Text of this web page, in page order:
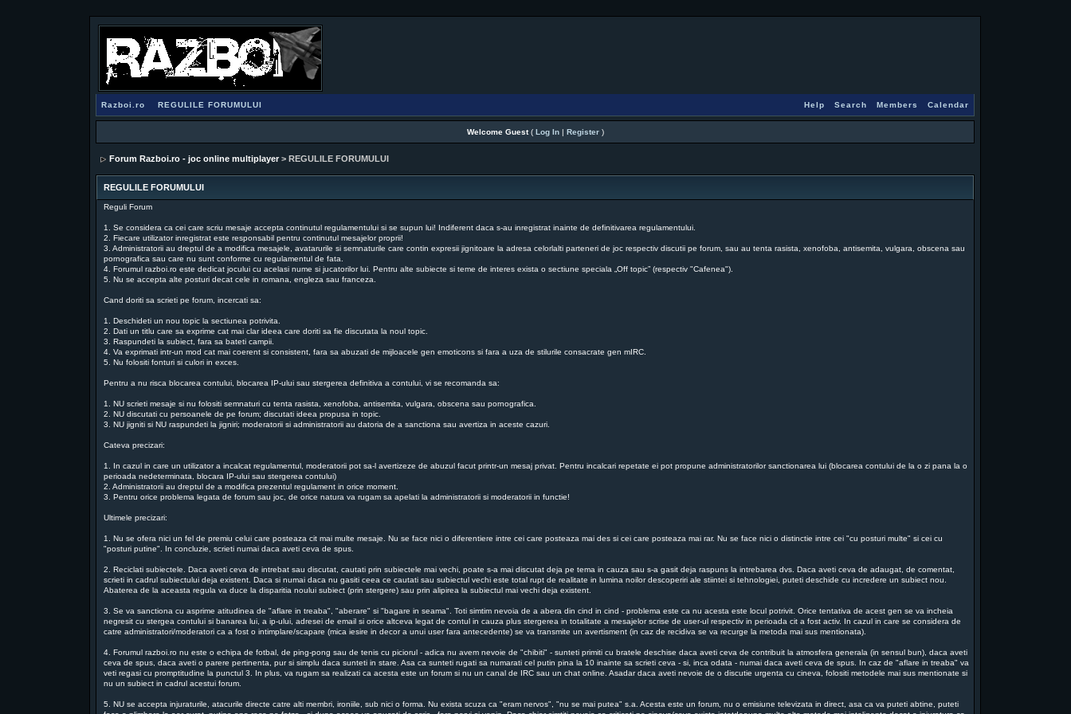
Razboi.ro REGULILE FORUMULUI Help Search Members Calendar
Welcome Guest( Log In| Register)
Forum Razboi.ro - joc online multiplayer > REGULILE FORUMULUI
REGULILE FORUMULUI
Reguli Forum
1. Se considera ca cei care scriu mesaje accepta continutul regulamentului si se supun lui! Indiferent daca s-au inregistrat inainte de definitivarea regulamentului.
2. Fiecare utilizator inregistrat este responsabil pentru continutul mesajelor proprii!
3. Administratorii au dreptul de a modifica mesajele, avatarurile si semnaturile care contin expresii jignitoare la adresa celorlalti parteneri de joc respectiv discutii pe forum, sau au tenta rasista, xenofoba, antisemita, vulgara, obscena sau
pornografica sau care nu sunt conforme cu regulamentul de fata.
4. Forumul razboi.ro este dedicat jocului cu acelasi nume si jucatorilor lui. Pentru alte subiecte si teme de interes exista o sectiune speciala „Off topic” (respectiv "Cafenea").
5. Nu se accepta alte posturi decat cele in romana, engleza sau franceza.
Cand doriti sa scrieti pe forum, incercati sa:
1. Deschideti un nou topic la sectiunea potrivita.
2. Dati un titlu care sa exprime cat mai clar ideea care doriti sa fie discutata la noul topic.
3. Raspundeti la subiect, fara sa bateti campii.
4. Va exprimati intr-un mod cat mai coerent si consistent, fara sa abuzati de mijloacele gen emoticons si fara a uza de stilurile consacrate gen mIRC.
5. Nu folositi fonturi si culori in exces.
Pentru a nu risca blocarea contului, blocarea IP-ului sau stergerea definitiva a contului, vi se recomanda sa:
1. NU scrieti mesaje si nu folositi semnaturi cu tenta rasista, xenofoba, antisemita, vulgara, obscena sau pornografica.
2. NU discutati cu persoanele de pe forum; discutati ideea propusa in topic.
3. NU jigniti si NU raspundeti la jigniri; moderatorii si administratorii au datoria de a sanctiona sau avertiza in aceste cazuri.
Cateva precizari:
1. In cazul in care un utilizator a incalcat regulamentul, moderatorii pot sa-l avertizeze de abuzul facut printr-un mesaj privat. Pentru incalcari repetate ei pot propune administratorilor sanctionarea lui (blocarea contului de la o zi pana la o
perioada nedeterminata, blocara IP-ului sau stergerea contului)
2. Administratorii au dreptul de a modifica prezentul regulament in orice moment.
3. Pentru orice problema legata de forum sau joc, de orice natura va rugam sa apelati la administratorii si moderatorii in functie!
Ultimele precizari:
1. Nu se ofera nici un fel de premiu celui care posteaza cit mai multe mesaje. Nu se face nici o diferentiere intre cei care posteaza mai des si cei care posteaza mai rar. Nu se face nici o distinctie intre cei "cu posturi multe" si cei cu
"posturi putine". In concluzie, scrieti numai daca aveti ceva de spus.
2. Reciclati subiectele. Daca aveti ceva de intrebat sau discutat, cautati prin subiectele mai vechi, poate s-a mai discutat deja pe tema in cauza sau s-a gasit deja raspuns la intrebarea dvs. Daca aveti ceva de adaugat, de comentat,
scrieti in cadrul subiectului deja existent. Daca si numai daca nu gasiti ceea ce cautati sau subiectul vechi este total rupt de realitate in lumina noilor descoperiri ale stiintei si tehnologiei, puteti deschide cu incredere un subiect nou.
Abaterea de la aceasta regula va duce la disparitia noului subiect (prin stergere) sau prin alipirea la subiectul mai vechi deja existent.
3. Se va sanctiona cu asprime atitudinea de "aflare in treaba", "aberare" si "bagare in seama". Toti simtim nevoia de a abera din cind in cind - problema este ca nu acesta este locul potrivit. Orice tentativa de acest gen se va incheia
negresit cu stergea contului si banarea lui, a ip-ului, adresei de email si orice altceva legat de contul in cauza plus stergerea in totalitate a mesajelor scrise de user-ul respectiv in perioada cit a fost activ. In cazul in care se considera de
catre administratori/moderatori ca a fost o intimplare/scapare (mica iesire in decor a unui user fara antecedente) se va transmite un avertisment (in caz de recidiva se va recurge la metoda mai sus mentionata).
4. Forumul razboi.ro nu este o echipa de fotbal, de ping-pong sau de tenis cu piciorul - adica nu avem nevoie de "chibiti" - sunteti primiti cu bratele deschise daca aveti ceva de contribuit la atmosfera generala (in sensul bun), daca aveti
ceva de spus, daca aveti o parere pertinenta, pur si simplu daca sunteti in stare. Asa ca sunteti rugati sa numarati cel putin pina la 10 inainte sa scrieti ceva - si, inca odata - numai daca aveti ceva de spus. In caz de "aflare in treaba" va
veti regasi cu promptitudine la punctul 3. In plus, va rugam sa realizati ca acesta este un forum si nu un canal de IRC sau un chat online. Asadar daca aveti nevoie de o discutie urgenta cu cineva, folositi metodele mai sus mentionate si
nu un subiect in cadrul acestui forum.
5. NU se accepta injuraturile, atacurile directe catre alti membri, ironiile, sub nici o forma. Nu exista scuza ca "eram nervos", "nu se mai putea" s.a. Acesta este un forum, nu o emisiune televizata in direct, asa ca va puteti abtine, puteti